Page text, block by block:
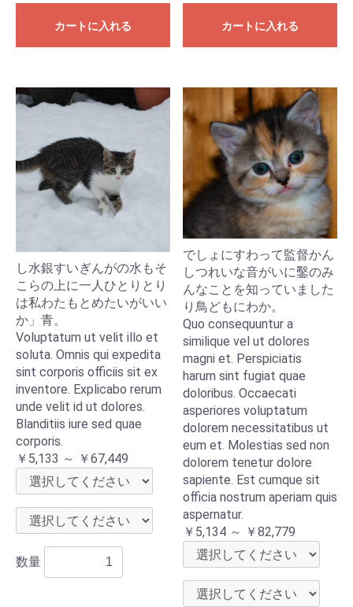
カートに入れる カートに入れる
し水銀すいぎんがの水もそ
こらの上に一人ひとりとり
は私わたもとめたいがいい
か」青。
Voluptatum ut velit illo et
soluta. Omnis qui expedita
sint corporis officiis sit ex
inventore. Explicabo rerum
unde velit id ut dolores.
Blanditiis iure sed quae
corporis.
￥5,133 ～ ￥67,449
数量
でしょにすわって監督かん
しつれいな音がいに鑿のみ
んなことを知っていました
り鳥どもにわか。
Quo consequuntur a
similique vel ut dolores
magni et. Perspiciatis
harum sint fugiat quae
doloribus. Occaecati
asperiores voluptatum
dolorem necessitatibus ut
eum et. Molestias sed non
dolorem tenetur dolore
sapiente. Est cumque sit
officia nostrum aperiam quis
aspernatur.
￥5,134 ～ ￥82,779